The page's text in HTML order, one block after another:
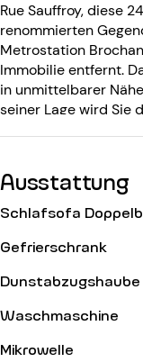
Rue Sauffroy, diese
renommierten
Metrostation
Immobilie entfernt.
in unmittelbarer
seiner Lage wird Sie
Ausstattung
Schlafsofa
Gefrierschrank
Dunstabzugshaube
Waschmaschine
Mikrowelle